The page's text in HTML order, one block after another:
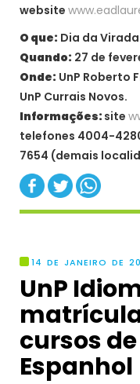
website
O que: Dia da
Quando: 27 de
Onde: UnP Roberto
UnP Currais Novos.
Informações: site
telefones 4004-
7654 (demais
14 DE JANEIRO DE
UnP
cursos
Espanhol